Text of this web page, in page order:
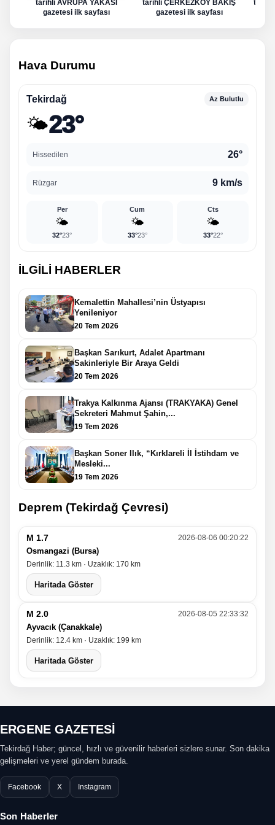
tarihli AVRUPA YAKASI
gazetesi ilk sayfası
tarihli ÇERKEZKÖY BAKIŞ
gazetesi ilk sayfası
tarihli
Hava Durumu
Tekirdağ Az Bulutlu
🌤️23°
Hissedilen 26°
Rüzgar 9 km/s
Per
🌤️
32°23°
Cum
🌤️
33°23°
Cts
🌤️
33°22°
İLGİLİ HABERLER
Kemalettin Mahallesi’nin Üstyapısı
Yenileniyor
20 Tem 2026
Başkan Sarıkurt, Adalet Apartmanı
Sakinleriyle Bir Araya Geldi
20 Tem 2026
Trakya Kalkınma Ajansı (TRAKYAKA) Genel
Sekreteri Mahmut Şahin,...
19 Tem 2026
Başkan Soner Ilık, “Kırklareli İl İstihdam ve
Mesleki...
19 Tem 2026
Deprem (Tekirdağ Çevresi)
M 1.7 2026-08-06 00:20:22
Osmangazi (Bursa)
Derinlik: 11.3 km · Uzaklık: 170 km
Haritada Göster
M 2.0 2026-08-05 22:33:32
Ayvacık (Çanakkale)
Derinlik: 12.4 km · Uzaklık: 199 km
Haritada Göster
ERGENE GAZETESİ
Tekirdağ Haber; güncel, hızlı ve güvenilir haberleri sizlere sunar. Son dakika
gelişmeleri ve yerel gündem burada.
Facebook X Instagram
Son Haberler